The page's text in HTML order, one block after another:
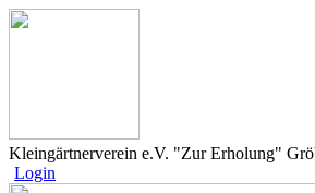
Kleingärtnerverein e.V. "Zur Erholung"
Login